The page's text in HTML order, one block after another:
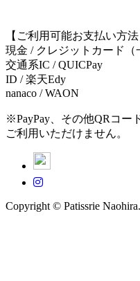
【ご利用可能お支払い方法
現金 / クレジットカード（
交通系IC / QUICPay
ID / 楽天Edy
nanaco / WAON
※PayPay、その他QRコー
ご利用いただけません。
Copyright © Patissrie